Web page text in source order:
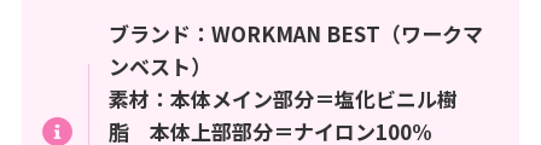
ブランド：WORKMAN BEST（ワークマ
ンベスト）
素材：本体メイン部分＝塩化ビニル樹
脂 本体上部部分＝ナイロン100%